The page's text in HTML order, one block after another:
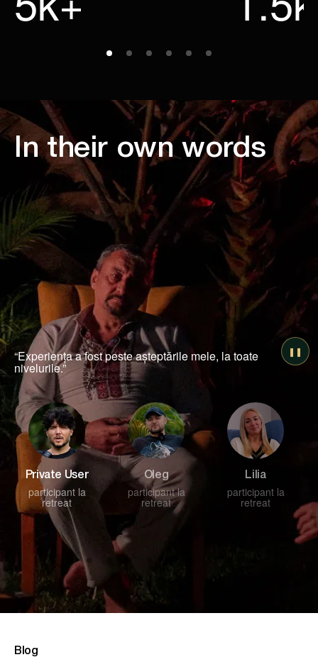
In their own words
“Retreatul mi-a oferit o nouă perspectivă asupra vieții
mele.”
❚❚
Oleg
participant la
retreat
Lilia
participant la
retreat
Private User
participant la
retreat
Blog